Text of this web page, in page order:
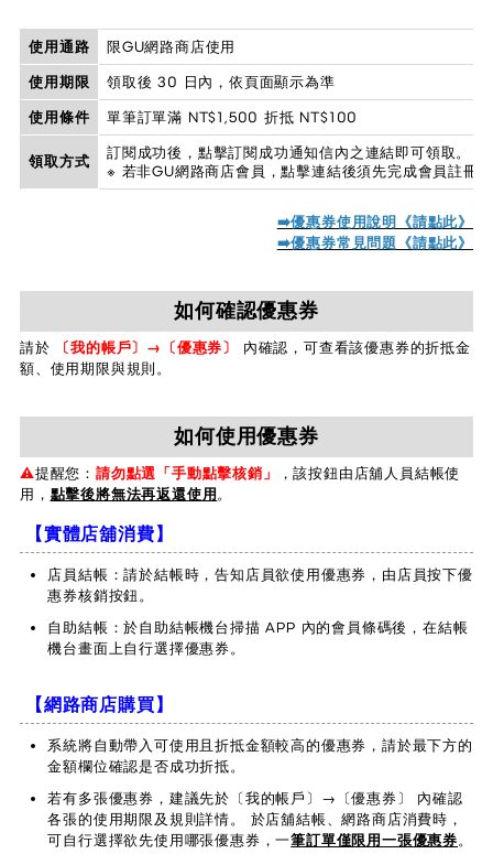
使用通路
限GU網路商店使用
使用期限
領取後 30 日內，依頁面顯示為準
使用條件
單筆訂單滿 NT$1,500 折抵 NT$100
領取方式
訂閱成功後，點擊訂閱成功通知信內之連結即可領取。
※ 若非GU網路商店會員，點擊連結後須先完成會員註冊。
➡️優惠券使用說明《請點此》
➡️優惠券常見問題《請點此》
如何確認優惠券
請於 〔我的帳戶〕→〔優惠券〕
內確認，可查看該優惠券的折抵金
額、使用期限與規則。
如何使用優惠券
⚠️提醒您： 請勿點選「手動點擊核銷」
，該按鈕由店舖人員結帳使
用， 點擊後將無法再返還使用 。
【實體店舖消費】
店員結帳：請於結帳時，告知店員欲使用優惠券，由店員按下優
惠券核銷按鈕。
自助結帳：於自助結帳機台掃描 APP 內的會員條碼後，在結帳
機台畫面上自行選擇優惠券。
【網路商店購買】
系統將自動帶入可使用且折抵金額較高的優惠券，請於最下方的
金額欄位確認是否成功折抵。
若有多張優惠券，建議先於〔我的帳戶〕→〔優惠券〕 內確認
各張的使用期限及規則詳情。 於店舖結帳、網路商店消費時，
可自行選擇欲先使用哪張優惠券，一筆訂單僅限用一張優惠券。